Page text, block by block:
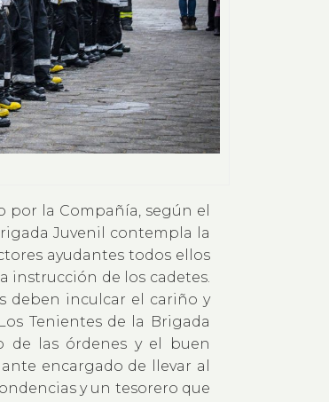
por la Compañía, según el
Juvenil contempla la
ayudantes todos ellos
instrucción de los cadetes.
deben inculcar el cariño y
Tenientes de la Brigada
de las órdenes y el buen
encargado de llevar al
y un tesorero que